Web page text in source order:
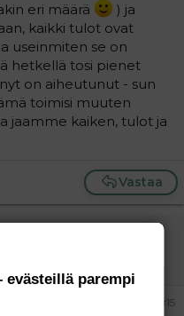
eri määrä
) ja
kaikki tulot ovat
useinmiten se on
hetkellä tosi pienet
on aiheutunut - sun
toimisi muuten
jaamme kaiken, tulot ja
Vastaa
#15
evästeillä parempi